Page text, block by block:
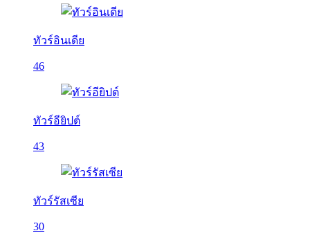
ทัวร์อินเดีย
46
ทัวร์อียิปต์
43
ทัวร์รัสเซีย
30